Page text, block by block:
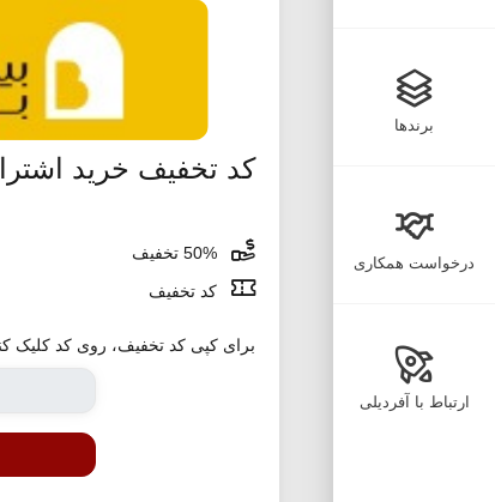
برندها
درخواست همکاری
ارتباط با آفردیلی
کد تخفیف خرید اشتراک سال
کد تخفیف
برای کپی کد تخفیف، روی کد کلیک